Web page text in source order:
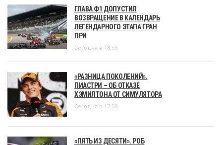
ГЛАВА Ф1 ДОПУСТИЛ
ВОЗВРАЩЕНИЕ В КАЛЕНДАРЬ
ЛЕГЕНДАРНОГО ЭТАПА ГРАН
ПРИ
Сегодня в 18:55
«РАЗНИЦА ПОКОЛЕНИЙ».
ПИАСТРИ – ОБ ОТКАЗЕ
ХЭМИЛТОНА ОТ СИМУЛЯТОРА
Сегодня в 17:58
«ПЯТЬ ИЗ ДЕСЯТИ». РОБ